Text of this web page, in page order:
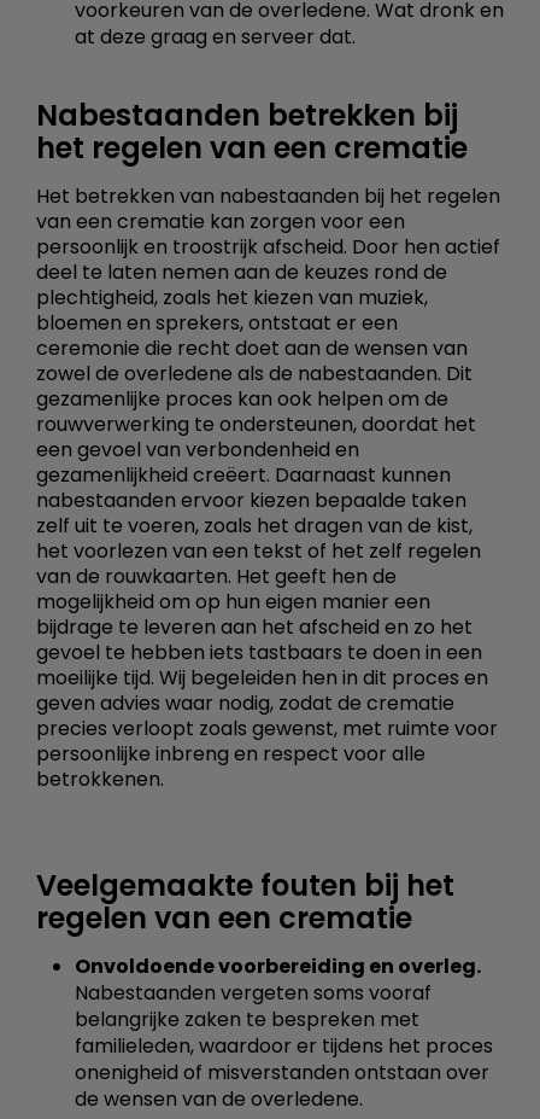
voorkeuren van de overledene. Wat dronk en
at deze graag en serveer dat.
Nabestaanden betrekken bij
het regelen van een crematie
Het betrekken van nabestaanden bij het regelen
van een crematie kan zorgen voor een
persoonlijk en troostrijk afscheid. Door hen actief
deel te laten nemen aan de keuzes rond de
plechtigheid, zoals het kiezen van muziek,
bloemen en sprekers, ontstaat er een
ceremonie die recht doet aan de wensen van
zowel de overledene als de nabestaanden. Dit
gezamenlijke proces kan ook helpen om de
rouwverwerking te ondersteunen, doordat het
een gevoel van verbondenheid en
gezamenlijkheid creëert. Daarnaast kunnen
nabestaanden ervoor kiezen bepaalde taken
zelf uit te voeren, zoals het dragen van de kist,
het voorlezen van een tekst of het zelf regelen
van de rouwkaarten. Het geeft hen de
mogelijkheid om op hun eigen manier een
bijdrage te leveren aan het afscheid en zo het
gevoel te hebben iets tastbaars te doen in een
moeilijke tijd. Wij begeleiden hen in dit proces en
geven advies waar nodig, zodat de crematie
precies verloopt zoals gewenst, met ruimte voor
persoonlijke inbreng en respect voor alle
betrokkenen.
Veelgemaakte fouten bij het
regelen van een crematie
Onvoldoende voorbereiding en overleg.
Nabestaanden vergeten soms vooraf
belangrijke zaken te bespreken met
familieleden, waardoor er tijdens het proces
onenigheid of misverstanden ontstaan over
de wensen van de overledene.